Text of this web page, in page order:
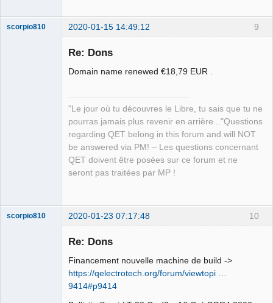
9
scorpio810 2020-01-15 14:49:12
Re: Dons
Domain name renewed €18,79 EUR .
"Le jour où tu découvres le Libre, tu sais que tu ne
pourras jamais plus revenir en arrière..."Questions
regarding QET belong in this forum and will NOT
be answered via PM! – Les questions concernant
QET doivent être posées sur ce forum et ne
seront pas traitées par MP !
10
scorpio810 2020-01-23 07:17:48
Re: Dons
Financement nouvelle machine de build ->
https://qelectrotech.org/forum/viewtopi …
9414#p9414